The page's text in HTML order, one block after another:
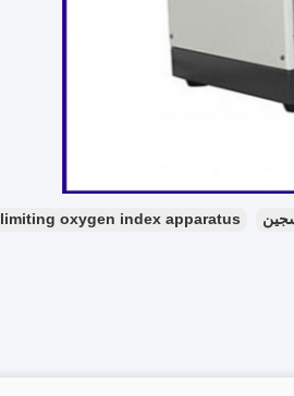
limiting oxygen index apparatus